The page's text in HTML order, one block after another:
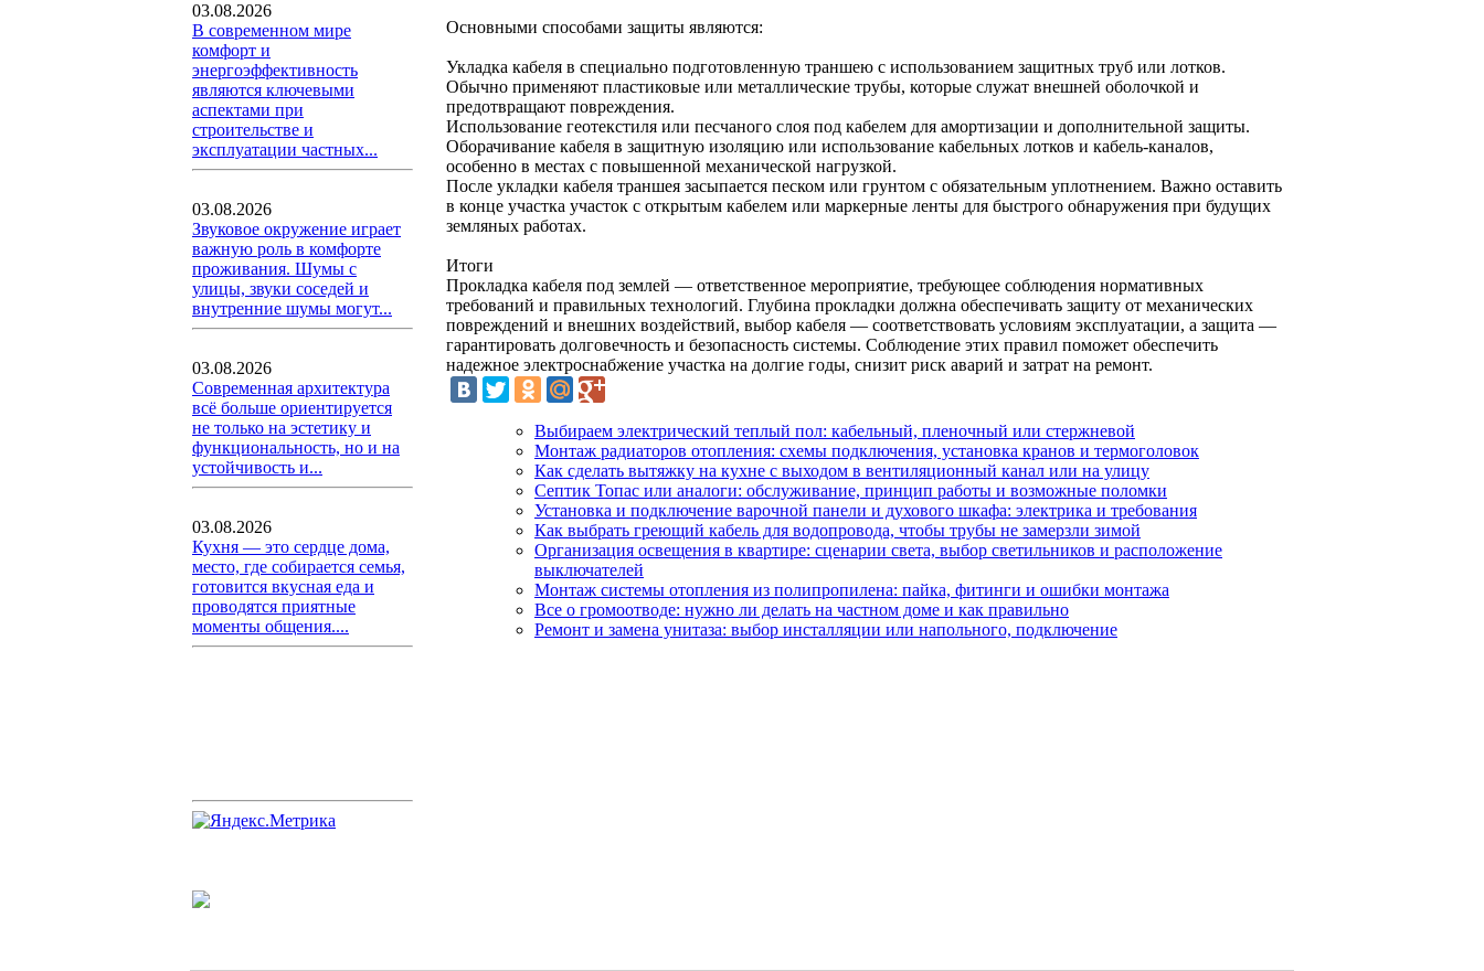
03.08.2026
В современном мире
комфорт и
энергоэффективность
являются ключевыми
аспектами при
строительстве и
эксплуатации частных...
03.08.2026
Звуковое окружение играет
важную роль в комфорте
проживания. Шумы с
улицы, звуки соседей и
внутренние шумы могут...
03.08.2026
Современная архитектура
всё больше ориентируется
не только на эстетику и
функциональность, но и на
устойчивость и...
03.08.2026
Кухня — это сердце дома,
место, где собирается семья,
готовится вкусная еда и
проводятся приятные
моменты общения....
Основными способами защиты являются:
Укладка кабеля в специально подготовленную траншею с использованием защитных труб или лотков.
Обычно применяют пластиковые или металлические трубы, которые служат внешней оболочкой и
предотвращают повреждения.
Использование геотекстиля или песчаного слоя под кабелем для амортизации и дополнительной защиты.
Оборачивание кабеля в защитную изоляцию или использование кабельных лотков и кабель-каналов,
особенно в местах с повышенной механической нагрузкой.
После укладки кабеля траншея засыпается песком или грунтом с обязательным уплотнением. Важно оставить
в конце участка участок с открытым кабелем или маркерные ленты для быстрого обнаружения при будущих
земляных работах.
Итоги
Прокладка кабеля под землей — ответственное мероприятие, требующее соблюдения нормативных
требований и правильных технологий. Глубина прокладки должна обеспечивать защиту от механических
повреждений и внешних воздействий, выбор кабеля — соответствовать условиям эксплуатации, а защита —
гарантировать долговечность и безопасность системы. Соблюдение этих правил поможет обеспечить
надежное электроснабжение участка на долгие годы, снизит риск аварий и затрат на ремонт.
Выбираем электрический теплый пол: кабельный, пленочный или стержневой
Монтаж радиаторов отопления: схемы подключения, установка кранов и термоголовок
Как сделать вытяжку на кухне с выходом в вентиляционный канал или на улицу
Септик Топас или аналоги: обслуживание, принцип работы и возможные поломки
Установка и подключение варочной панели и духового шкафа: электрика и требования
Как выбрать греющий кабель для водопровода, чтобы трубы не замерзли зимой
Организация освещения в квартире: сценарии света, выбор светильников и расположение
выключателей
Монтаж системы отопления из полипропилена: пайка, фитинги и ошибки монтажа
Все о громоотводе: нужно ли делать на частном доме и как правильно
Ремонт и замена унитаза: выбор инсталляции или напольного, подключение